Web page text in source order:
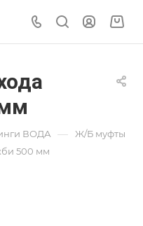
ВОДА — Ж/Б муфты
500 мм